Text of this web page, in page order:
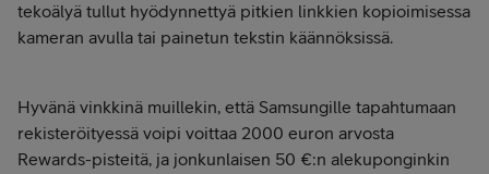
tekoälyä tullut hyödynnettyä pitkien linkkien kopioimisessa
kameran avulla tai painetun tekstin käännöksissä.
Hyvänä vinkkinä muillekin, että Samsungille tapahtumaan
rekisteröityessä voipi voittaa 2000 euron arvosta
Rewards-pisteitä, ja jonkunlaisen 50 €:n alekuponginkin